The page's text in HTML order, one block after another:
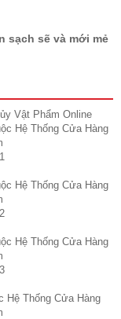
sạch sẽ và mới mẻ